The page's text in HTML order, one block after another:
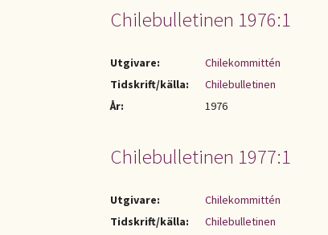
Chilebulletinen 1976:1
Utgivare:
Chilekommittén
Tidskrift/källa:
Chilebulletinen
År:
1976
Chilebulletinen 1977:1
Utgivare:
Chilekommittén
Tidskrift/källa:
Chilebulletinen